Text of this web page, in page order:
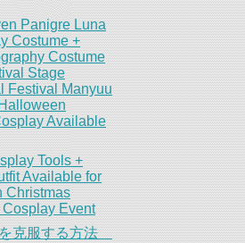
Panigre Luna
Costume +
Costume
Stage
Festival Manyuu
Available
Tools +
Available for
Christmas
Event
克服する方法